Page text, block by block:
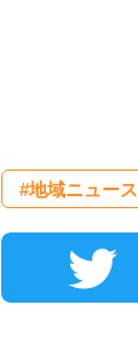
#地域ニュース